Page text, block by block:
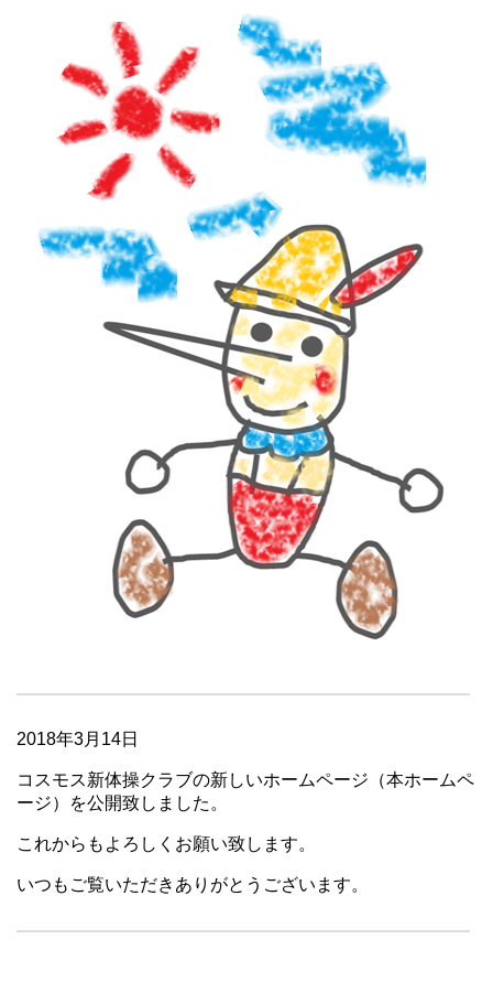
2018年3月14日
コスモス新体操クラブの新しいホームページ（本ホームペ
ージ）を公開致しました。
これからもよろしくお願い致します。
いつもご覧いただきありがとうございます。